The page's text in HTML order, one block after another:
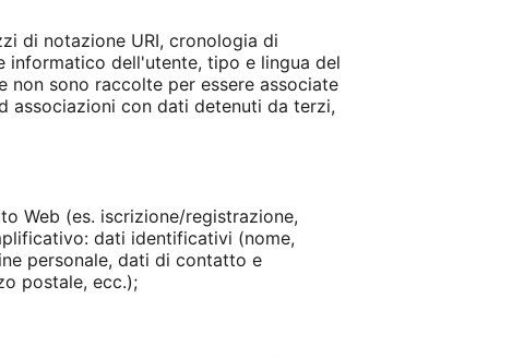
di notazione URI, cronologia di
informatico dell'utente, tipo e lingua del
sono raccolte per essere associate
associazioni con dati detenuti da terzi,
Web (es. iscrizione/registrazione,
dati identificativi (nome,
personale, dati di contatto e
postale, ecc.);